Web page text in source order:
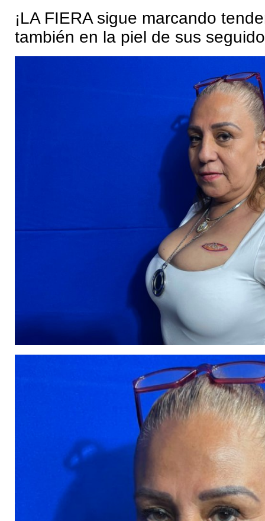
¡LA FIERA sigue marcando
también en la piel de sus